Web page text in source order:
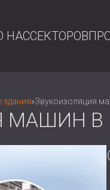
НАССЕКТОРОВ
»Звукоизоляция
В